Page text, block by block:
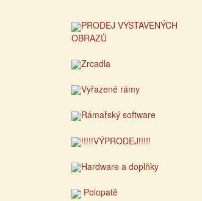
PRODEJ VYSTAVENÝCH
OBRAZŮ
Zrcadla
Vyřazené rámy
Rámařský software
!!!!!VÝPRODEJ!!!!!
Hardware a doplňky
Polopatě